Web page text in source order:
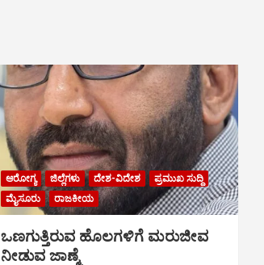
ಆರೋಗ್ಯ ಜಿಲ್ಲೆಗಳು ದೇಶ-ವಿದೇಶ
ಪ್ರಮುಖ ಸುದ್ದಿ
ಮೈಸೂರು
ರಾಜಕೀಯ
ಒಣಗುತ್ತಿರುವ ಹೊಲಗಳಿಗೆ ಮರುಜೀವ
ನೀಡುವ ಜಾಣ್ಮೆ